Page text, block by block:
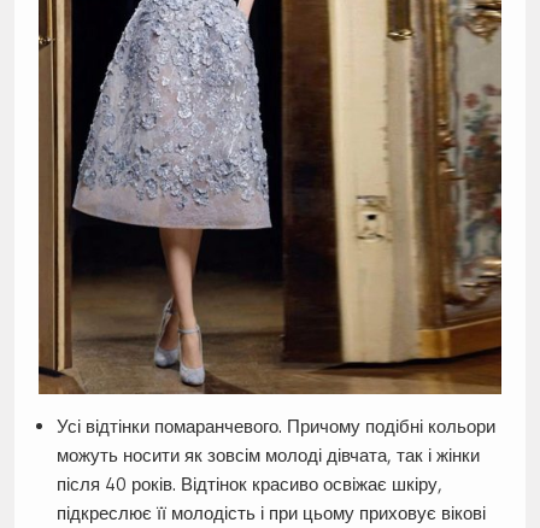
Усі відтінки помаранчевого. Причому подібні кольори
можуть носити як зовсім молоді дівчата, так і жінки
після 40 років. Відтінок красиво освіжає шкіру,
підкреслює її молодість і при цьому приховує вікові